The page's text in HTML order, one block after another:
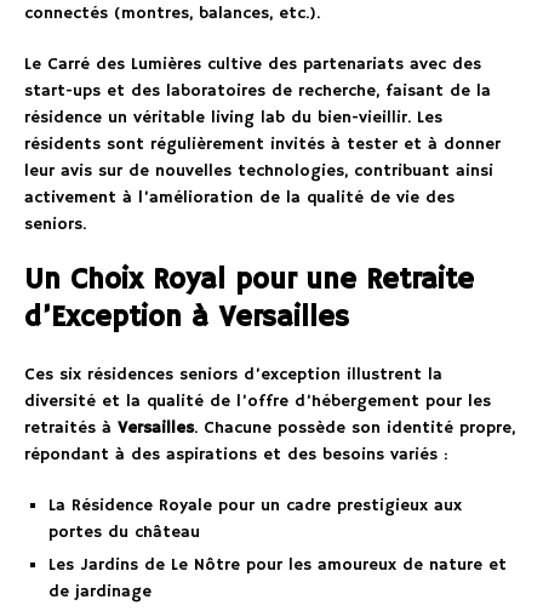
connectés (montres, balances, etc.).
Le Carré des Lumières cultive des partenariats avec des
start-ups et des laboratoires de recherche, faisant de la
résidence un véritable living lab du bien-vieillir. Les
résidents sont régulièrement invités à tester et à donner
leur avis sur de nouvelles technologies, contribuant ainsi
activement à l’amélioration de la qualité de vie des
seniors.
Un Choix Royal pour une Retraite
d’Exception à Versailles
Ces six résidences seniors d’exception illustrent la
diversité et la qualité de l’offre d’hébergement pour les
retraités à Versailles. Chacune possède son identité propre,
répondant à des aspirations et des besoins variés :
La Résidence Royale pour un cadre prestigieux aux
portes du château
Les Jardins de Le Nôtre pour les amoureux de nature et
de jardinage